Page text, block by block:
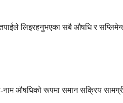
लिइरहनुभएका सबै औषधि र
औषधिको रूपमा समान सक्रिय